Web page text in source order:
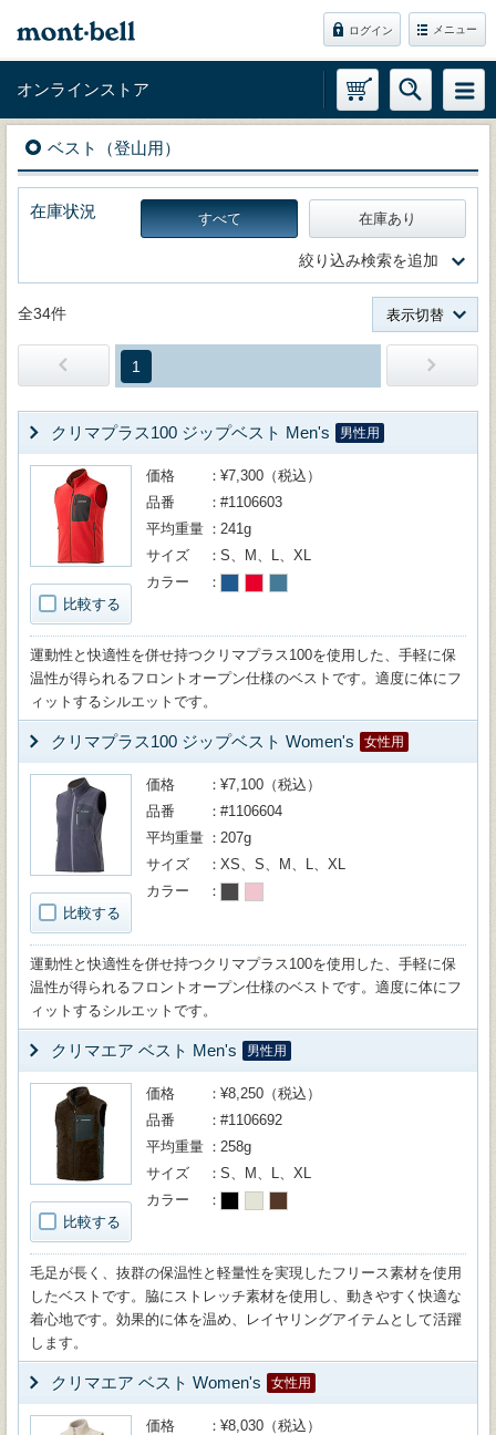
ログイン メニュー
オンラインストア
ベスト（登山用）
在庫状況 すべて 在庫あり
絞り込み検索を追加
全34件 表示切替
1
クリマプラス100 ジップベスト Men's 男性用
比較する
価格
¥7,300（税込）
品番
#1106603
平均重量
241g
サイズ
S、M、L、XL
カラー
運動性と快適性を併せ持つクリマプラス100を使用した、手軽に保
温性が得られるフロントオープン仕様のベストです。適度に体にフ
ィットするシルエットです。
クリマプラス100 ジップベスト Women's 女性用
比較する
価格
¥7,100（税込）
品番
#1106604
平均重量
207g
サイズ
XS、S、M、L、XL
カラー
運動性と快適性を併せ持つクリマプラス100を使用した、手軽に保
温性が得られるフロントオープン仕様のベストです。適度に体にフ
ィットするシルエットです。
クリマエア ベスト Men's 男性用
比較する
価格
¥8,250（税込）
品番
#1106692
平均重量
258g
サイズ
S、M、L、XL
カラー
毛足が長く、抜群の保温性と軽量性を実現したフリース素材を使用
したベストです。脇にストレッチ素材を使用し、動きやすく快適な
着心地です。効果的に体を温め、レイヤリングアイテムとして活躍
します。
クリマエア ベスト Women's 女性用
価格
¥8,030（税込）